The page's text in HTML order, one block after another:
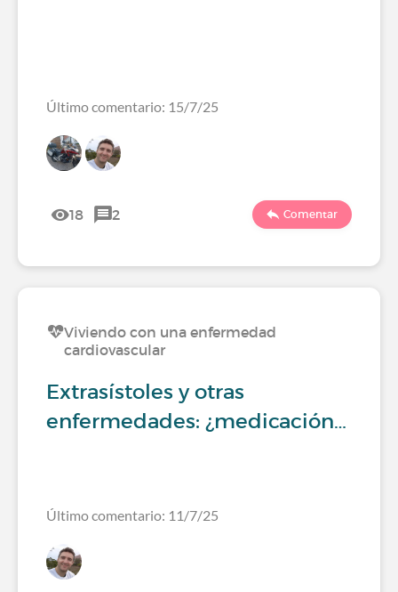
Último comentario: 15/7/25
18 2 Comentar
Viviendo con una enfermedad
cardiovascular
Extrasístoles y otras
enfermedades: ¿medicación…
Último comentario: 11/7/25